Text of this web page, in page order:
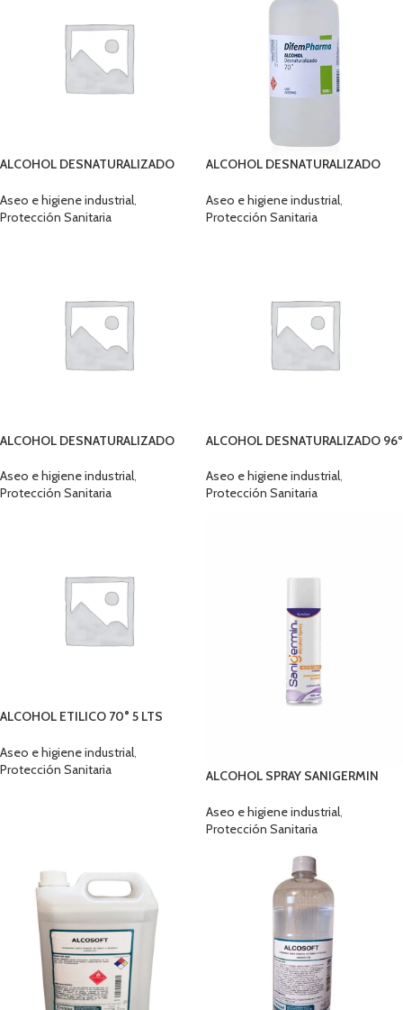
ALCOHOL DESNATURALIZADO
Aseo e higiene industrial,
Protección Sanitaria
ALCOHOL DESNATURALIZADO
Aseo e higiene industrial,
Protección Sanitaria
ALCOHOL DESNATURALIZADO
Aseo e higiene industrial,
Protección Sanitaria
ALCOHOL DESNATURALIZADO 96º
Aseo e higiene industrial,
Protección Sanitaria
ALCOHOL ETILICO 70° 5 LTS
Aseo e higiene industrial,
Protección Sanitaria
ALCOHOL SPRAY SANIGERMIN
Aseo e higiene industrial,
Protección Sanitaria